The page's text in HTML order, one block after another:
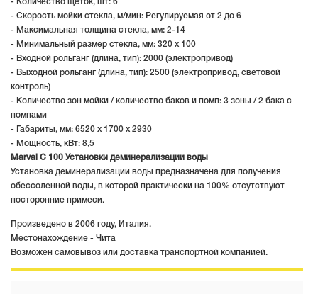
- Скорость мойки стекла, м/мин: Регулируемая от 2 до 6
- Максимальная толщина стекла, мм: 2-14
- Минимальный размер стекла, мм: 320 х 100
- Входной рольганг (длина, тип): 2000 (электропривод)
- Выходной рольганг (длина, тип): 2500 (электропривод, световой
контроль)
- Количество зон мойки / количество баков и помп: 3 зоны / 2 бака с
помпами
- Габариты, мм: 6520 х 1700 х 2930
- Мощность, кВт: 8,5
Marval С 100 Установки деминерализации воды
Установка деминерализации воды предназначена для получения
обессоленной воды, в которой практически на 100% отсутствуют
посторонние примеси.
Произведено в 2006 году, Италия.
Местонахождение - Чита
Возможен самовывоз или доставка транспортной компанией.